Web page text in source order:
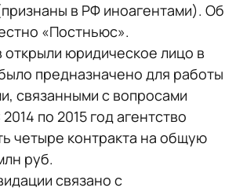
в РФ иноагентами). Об
«Постньюс».
открыли юридическое лицо в
предназначено для работы
связанными с вопросами
по 2015 год агентство
четыре контракта на общую
руб.
связано с